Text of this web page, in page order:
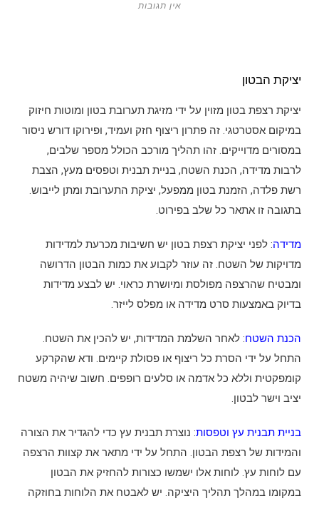
אין תגובות
יציקת הבטון
יציקת רצפת בטון מזוין על ידי מזיגת תערובת בטון ומוטות חיזוק
במיקום אסטרטגי. זה פתרון ריצוף חזק ועמיד, ופירוקו דורש ניסור
במסורים מדוייקים. זהו תהליך מורכב הכולל מספר שלבים,
לרבות מדידה, הכנת השטח, בניית תבנית וטפסים מעץ, הצבת
רשת פלדה, הזמנת בטון ממפעל, יציקת התערובת ומתן לייבוש.
בתגובה זו אתאר כל שלב בפירוט.
מדידה: לפני יציקת רצפת בטון יש חשיבות מכרעת למדידות
מדויקות של השטח. זה עוזר לקבוע את כמות הבטון הדרושה
ומבטיח שהרצפה מפולסת ומיושרת כראוי. יש לבצע מדידות
בדיוק באמצעות סרט מדידה או מפלס לייזר.
הכנת השטח: לאחר השלמת המדידות, יש להכין את השטח.
התחל על ידי הסרת כל ריצוף או פסולת קיימים. ודא שהקרקע
קומפקטית וללא כל אדמה או סלעים רופפים. חשוב שיהיה משטח
יציב וישר לבטון.
בניית תבנית עץ וטפסות: נוצרת תבנית עץ כדי להגדיר את הצורה
והמידות של רצפת הבטון. התחל על ידי מתאר את קצוות הרצפה
עם לוחות עץ. לוחות אלו ישמשו כצורות להחזיק את הבטון
במקומו במהלך תהליך היציקה. יש לאבטח את הלוחות בחוזקה